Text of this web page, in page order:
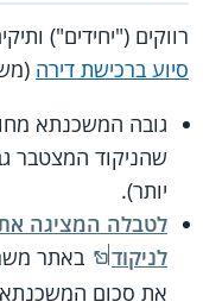
רווקים ("יחידים")
סיוע ברכישת דירה
גובה המשכנתא
שהניקוד המצטבר
יותר).
לטבלה המציגה
לניקוד
באתר
את סכום